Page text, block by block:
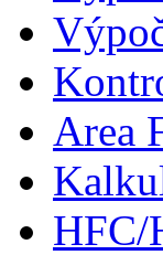
Area
HFC/